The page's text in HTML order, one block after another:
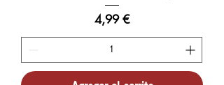
Precio
4,99 €